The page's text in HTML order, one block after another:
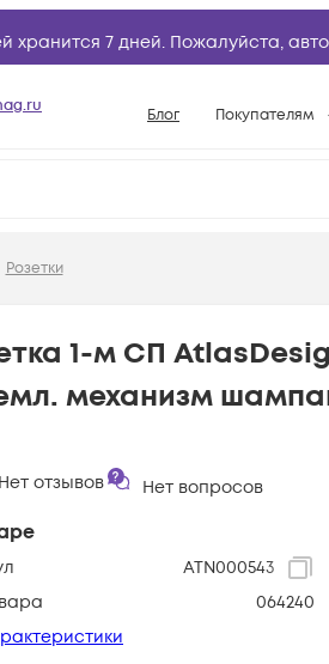
хранится 7 дней. Пожалуйста,
Блог Покупателям
Возврат
Вопросы и
Розетки
ATN000543
064240
1-м СП
механизм
Нет отзывов Нет вопросов